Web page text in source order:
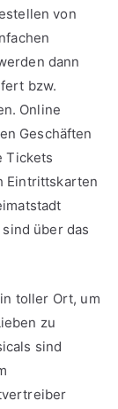
von
dann
bzw.
Online
Geschäften
Tickets
Eintrittskarten
über das
toller Ort, um
zu
sind